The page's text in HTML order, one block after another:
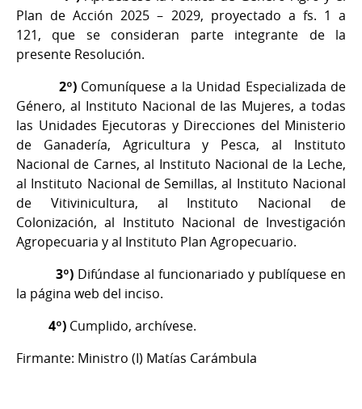
Plan de Acción 2025 – 2029, proyectado a fs. 1 a
121, que se consideran parte integrante de la
presente Resolución.
2º) Comuníquese a la Unidad Especializada de
Género, al Instituto Nacional de las Mujeres, a todas
las Unidades Ejecutoras y Direcciones del Ministerio
de Ganadería, Agricultura y Pesca, al Instituto
Nacional de Carnes, al Instituto Nacional de la Leche,
al Instituto Nacional de Semillas, al Instituto Nacional
de Vitivinicultura, al Instituto Nacional de
Colonización, al Instituto Nacional de Investigación
Agropecuaria y al Instituto Plan Agropecuario.
3º) Difúndase al funcionariado y publíquese en
la página web del inciso.
4º) Cumplido, archívese.
Firmante: Ministro (I) Matías Carámbula